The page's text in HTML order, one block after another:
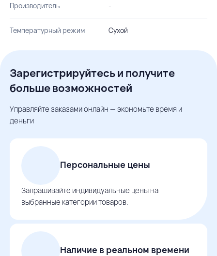
Производитель -
Температурный режим Сухой
Зарегистрируйтесь и получите
больше возможностей
Управляйте заказами онлайн — экономьте время и
деньги
Персональные цены
Запрашивайте индивидуальные цены на
выбранные категории товаров.
Наличие в реальном времени